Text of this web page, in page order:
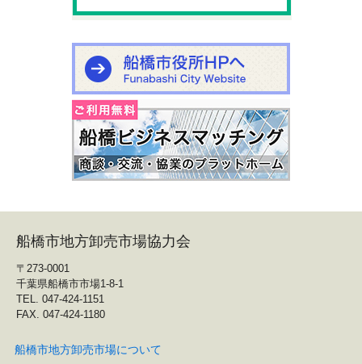
船橋市地方卸売市場協力会
〒273-0001
千葉県船橋市市場1-8-1
TEL. 047-424-1151
FAX. 047-424-1180
船橋市地方卸売市場について